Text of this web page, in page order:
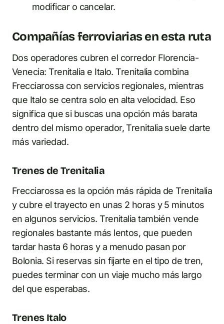
modificar o cancelar.
Compañías ferroviarias en esta ruta
Dos operadores cubren el corredor Florencia-
Venecia: Trenitalia e Italo. Trenitalia combina
Frecciarossa con servicios regionales, mientras
que Italo se centra solo en alta velocidad. Eso
significa que si buscas una opción más barata
dentro del mismo operador, Trenitalia suele darte
más variedad.
Trenes de Trenitalia
Frecciarossa es la opción más rápida de Trenitalia
y cubre el trayecto en unas 2 horas y 5 minutos
en algunos servicios. Trenitalia también vende
regionales bastante más lentos, que pueden
tardar hasta 6 horas y a menudo pasan por
Bolonia. Si reservas sin fijarte en el tipo de tren,
puedes terminar con un viaje mucho más largo
del que esperabas.
Trenes Italo